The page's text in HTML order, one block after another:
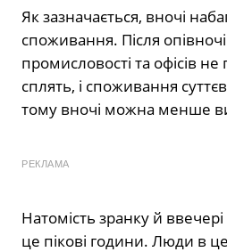
Як зазначається, вночі
споживання. Після
промисловості та офісів
сплять, і споживання
тому вночі можна менше
РЕКЛАМА
Натомість зранку й
це пікові години. Люди в